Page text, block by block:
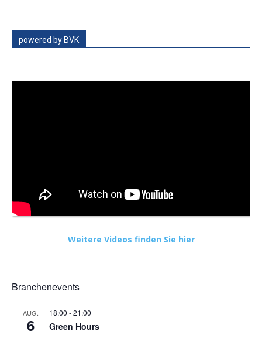
powered by BVK
Weitere Videos finden Sie hier
Branchenevents
AUG.
6
18:00 -21:00
Green Hours